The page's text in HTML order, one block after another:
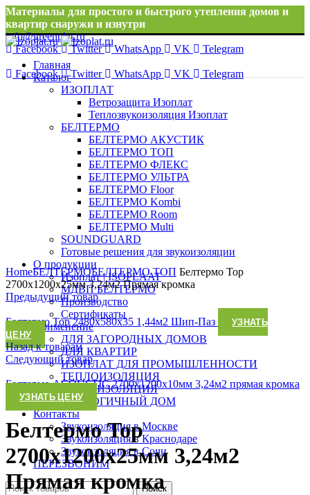
Материалы для простого и быстрого утепления домов и
квартир снаружи и изнутри
info@greenplat.ru
Facebook
Twitter WhatsApp VK
Telegram
8 996 533 10 46
Facebook
Twitter WhatsApp VK Telegram
Главная
Каталог
ИЗОПЛАТ
Ветрозащита Изоплат
Теплозвукоизоляция Изоплат
БЕЛТЕРМО
БЕЛТЕРМО АКУСТИК
БЕЛТЕРМО ТОП
БЕЛТЕРМО ФЛЕКС
БЕЛТЕРМО УЛЬТРА
БЕЛТЕРМО Floor
БЕЛТЕРМО Kombi
БЕЛТЕРМО Room
БЕЛТЕРМО Multi
SOUNDGUARD
Готовые решения для звукоизоляции
О продукции
Изоплат | ISOPLAAT
МДВП БЕЛТЕРМО
Производство
Сертификаты
Применение
ДЛЯ ЗАГОРОДНЫХ ДОМОВ
ДЛЯ КВАРТИР
ИЗОПЛАТ ДЛЯ ПРОМЫШЛЕННОСТИ
ТЕПЛОИЗОЛЯЦИЯ
ЗВУКОИЗОЛЯЦИЯ
ЭКОЛОГИЧНЫЙ ДОМ
Контакты
Звукоизоляция в Москве
Звукоизоляция в Краснодаре
Звукоизоляция в Сочи
ПЕРЕЗВОНИМ
Поиск
Нажмите, чтобы увеличить
HomeБЕЛТЕРМОБЕЛТЕРМО ТОП Белтермо Top
2700х1200х25мм 3,24м2 Прямая кромка
Предыдущий товар
Белтермо Top 2480х580х35 1,44м2 Шип-Паз
УЗНАТЬ
ЦЕНУ
Назад к товарам
Следующий товар
Белтермо ACOUSTIC 2700х1200х10мм 3,24м2 прямая кромка
УЗНАТЬ ЦЕНУ
Белтермо Top
2700х1200х25мм 3,24м2
Прямая кромка